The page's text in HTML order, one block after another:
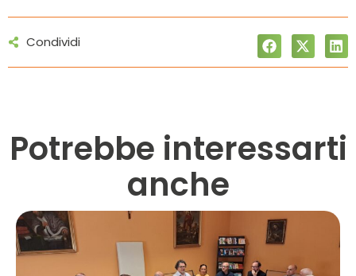
Condividi
Potrebbe interessarti
anche